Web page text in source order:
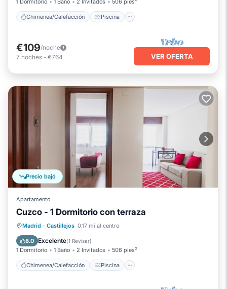
1 Dormitorio 1 Baño 2 Invitados 506 pies²
Chimenea/Calefacción Piscina
€109/noche
7 noches - €764 VER OFERTA
Precio bajó
Apartamento
Cuzco - 1 Dormitorio con terraza
Madrid · Castillejos 0.17 mi al centro
8.0 Excelente(1 Revisar)
1 Dormitorio 1 Baño 2 Invitados 506 pies²
Chimenea/Calefacción Piscina
Chimenea/Calefacción
Balcón/Terraza